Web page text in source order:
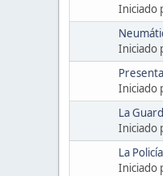
Iniciado
Iniciado
Iniciado
La
Iniciado
La
Iniciado